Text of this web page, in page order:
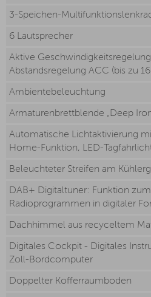
3-Speichen-
6 Lautsprecher
Aktive
Abstandsregelung ACC (bis zu
Ambientebeleuchtung
Armaturenbrettblende „Deep
Automatische Lichtaktivierung
Home-Funktion, LED-
Beleuchteter Streifen am
DAB+ Digitaltuner: Funktion
Radioprogrammen in digitaler
Dachhimmel aus recyceltem
Digitales Cockpit - Digitales
Zoll-Bordcomputer
Doppelter Kofferraumboden